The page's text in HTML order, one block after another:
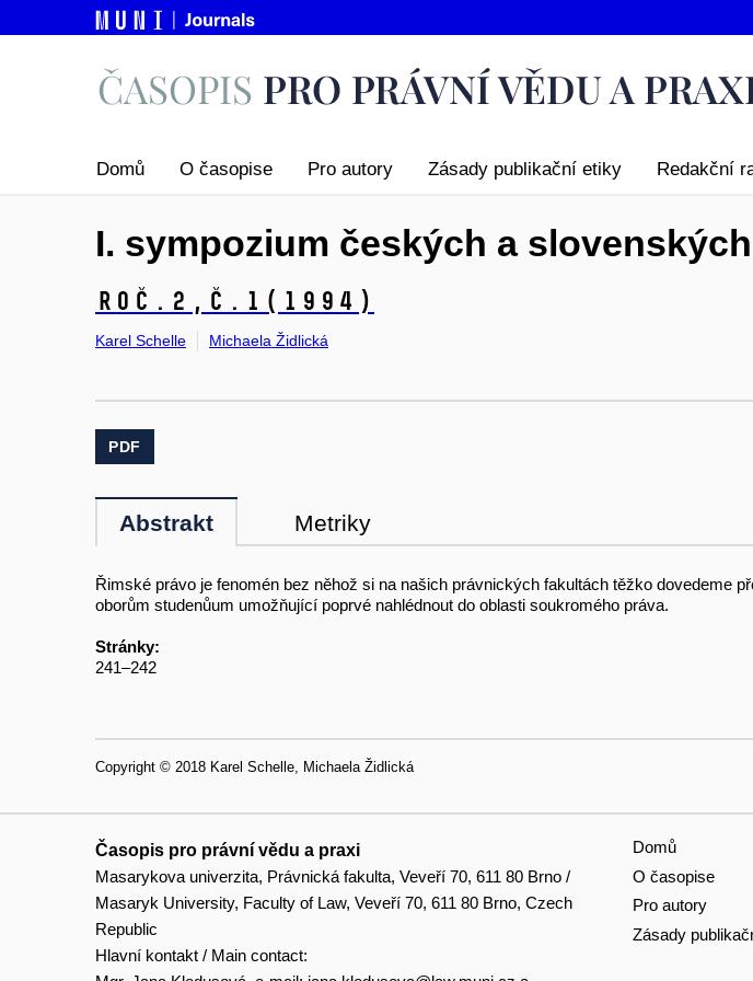
Domů O časopise Pro autory Zásady publikační etiky Redakční
I. sympozium českých a
Roč.2, č.1 (1994)
Karel Schelle Michaela Židlická
PDF
Abstrakt Metriky
Řimské právo je fenomén bez něhož si na našich právnických fakultách těž­ko dovedeme
oborům studenůum umožňující poprvé nahlédnout do oblasti soukromého práva.
Stránky:
241–242
Copyright © 2018 Karel Schelle, Michaela Židlická
Časopis pro právní vědu a praxi
Masarykova univerzita, Právnická fakulta, Veveří 70, 611 80 Brno /
Masaryk University, Faculty of Law, Veveří 70, 611 80 Brno, Czech
Republic
Hlavní kontakt / Main contact:
Domů
O časopise
Pro autory
Zásady